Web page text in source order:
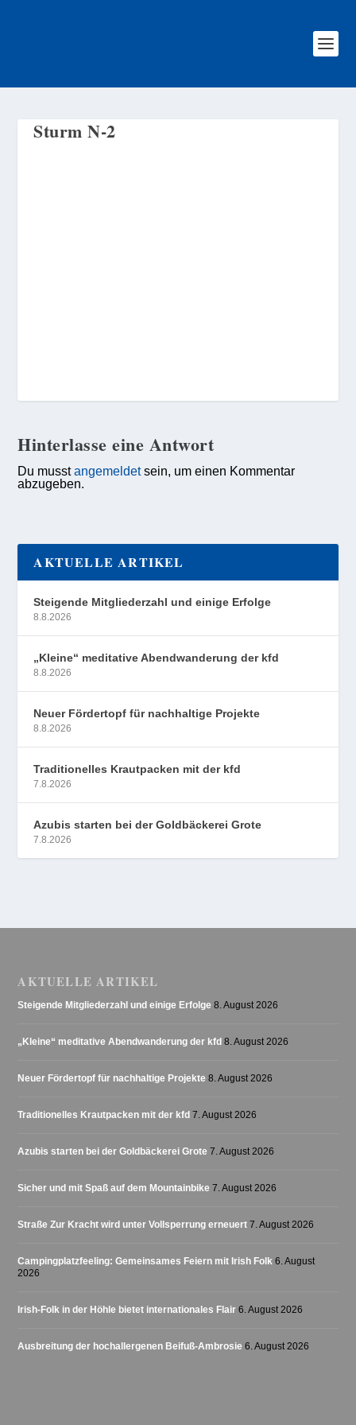
Sturm N-2
Hinterlasse eine Antwort
Du musstangemeldetsein, um einen Kommentar
abzugeben.
AKTUELLE ARTIKEL
Steigende Mitgliederzahl und einige Erfolge
8.8.2026
„Kleine“ meditative Abendwanderung der kfd
8.8.2026
Neuer Fördertopf für nachhaltige Projekte
8.8.2026
Traditionelles Krautpacken mit der kfd
7.8.2026
Azubis starten bei der Goldbäckerei Grote
7.8.2026
AKTUELLE ARTIKEL
Steigende Mitgliederzahl und einige Erfolge 8. August 2026
„Kleine“ meditative Abendwanderung der kfd 8. August 2026
Neuer Fördertopf für nachhaltige Projekte 8. August 2026
Traditionelles Krautpacken mit der kfd 7. August 2026
Azubis starten bei der Goldbäckerei Grote 7. August 2026
Sicher und mit Spaß auf dem Mountainbike 7. August 2026
Straße Zur Kracht wird unter Vollsperrung erneuert 7. August 2026
Campingplatzfeeling: Gemeinsames Feiern mit Irish Folk 6. August
2026
Irish-Folk in der Höhle bietet internationales Flair 6. August 2026
Ausbreitung der hochallergenen Beifuß-Ambrosie 6. August 2026